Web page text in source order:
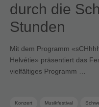
durch die
Stunden
Mit dem Programm
Helvétie» präsentiert das
vielfältiges Programm …
Konzert Musikfestival